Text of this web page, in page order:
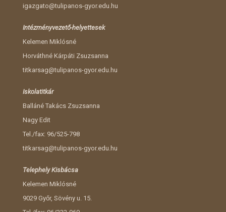
igazgato@tulipanos-gyor.edu.hu
Intézményvezető-helyettesek
Kelemen Miklósné
Horváthné Kárpáti Zsuzsanna
titkarsag@tulipanos-gyor.edu.hu
Iskolatitkár
Balláné Takács Zsuzsanna
Nagy Edit
Tel./fax: 96/525-798
titkarsag@tulipanos-gyor.edu.hu
Telephely Kisbácsa
Kelemen Miklósné
9029 Győr, Sövény u. 15.